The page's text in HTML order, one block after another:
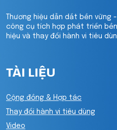
Thương hiệu dẫn dắt bền vững
công cụ tích hợp phát triển
hiệu và thay đổi hành vi tiêu
TÀI LIỆU
Cộng đồng & Hợp tác
Thay đổi hành vi tiêu dùng
Video